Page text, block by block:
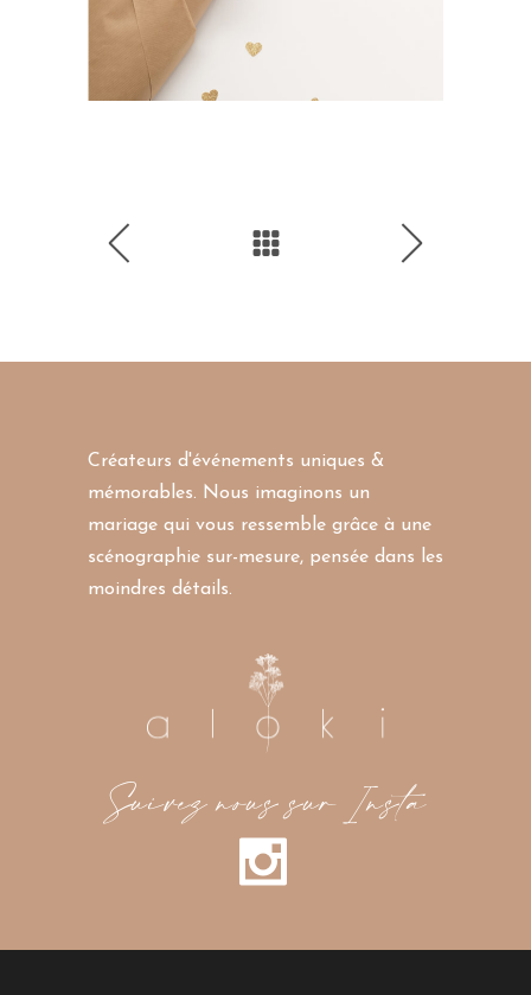
Créateurs d'événements uniques &
mémorables. Nous imaginons un
mariage qui vous ressemble grâce à une
scénographie sur-mesure, pensée dans les
moindres détails.
Suivez nous sur Insta